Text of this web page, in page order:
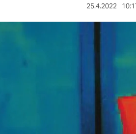
nord
verlag
25.4.2022